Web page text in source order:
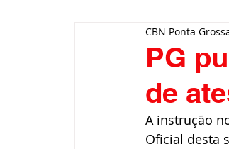
Emprego
Rodovias
PG
de
CBN Ponta
A instrução
Oficial desta